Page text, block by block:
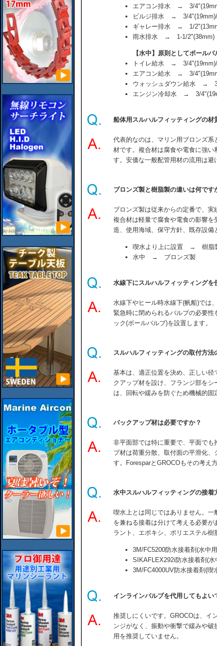
エアコン排水 → 3/
ビルジ排水 → 3/4"(19mm)/
ギャレー排水 → 1/
雨水排水 → 1-1/2"(38mm)
【水中】原則としてボールバ
トイレ給水 → 3/
エアコン給水 → 3/
ウォッシュダウン給水 →
エンジン冷却水 → 3/
船体用スルハルフィッティングの材
代表的なのは、マリン用ブロンズ
材です。複合材は腐食や電食に強
す。安価な一般配管用材の流用は避
ブロンズ製と樹脂製の違いは何です
ブロンズ製は従来からの定番で、
複合材は軽量で腐食や電食の影響
造、使用海域、保守方針、既存設備
喫水より上に設置 → 樹脂
水中 → ブロンズ製
水線下にスルハルフィッティングを
水線下やヒール時水線下(帆船)では
緊急時に閉められるバルブの必要
ック(ボールバルブ)を設置します。
スルハルフィッティングの取付方法
基本は、適正位置を決め、正しい
クアップ材を設け、フランジ部を
は、回転や緩みを防ぐため機械的
バックアップ材は必要ですか？
非平面部では特に重要で、平面で
プ材は荷重分散、取付面の平滑化
す。ForesparとGROCOもその考え
水中スルハルフィッティングの接
喫水上とは同じではありません。
を兼ねる接着は分けて考える必要
ラント、エポキシ、ポリエステル
3M/FC5200防水接着剤(水中
SIKAFLEX292i防水接着剤(水
3M/FC4000UV防水接着剤(喫
インラインバルブを代用してもよい
推奨しにくいです。GROCOは、イ
ンジがなく、振動や衝撃で緩みや
用を推奨していません。